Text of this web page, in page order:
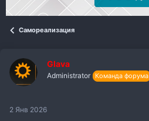
Самореализация
Glava
Administrator Команда форума
2 Янв 2026